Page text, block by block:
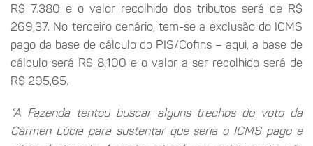
R$ 7.380 e o valor recolhido dos tributos será de R$
269,37. No terceiro cenário, tem-se a exclusão do ICMS
pago da base de cálculo do PIS/Cofins – aqui, a base de
cálculo será R$ 8.100 e o valor a ser recolhido será de
R$ 295,65.
“A Fazenda tentou buscar alguns trechos do voto da
Cármen Lúcia para sustentar que seria o ICMS pago e